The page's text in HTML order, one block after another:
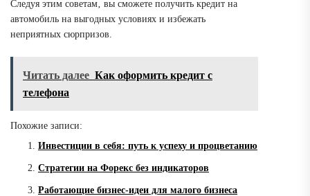
Следуя этим советам‚ вы сможете получить кредит на
автомобиль на выгодных условиях и избежать
неприятных сюрпризов.
Читать далее Как оформить кредит с
телефона
Похожие записи:
Инвестиции в себя: путь к успеху и процветанию
Стратегии на Форекс без индикаторов
Работающие бизнес-идеи для малого бизнеса